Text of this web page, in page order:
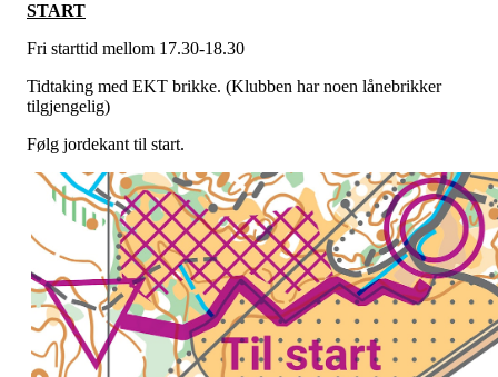
START
Fri starttid mellom 17.30-18.30
Tidtaking med EKT brikke. (Klubben har noen lånebrikker
tilgjengelig)
Følg jordekant til start.